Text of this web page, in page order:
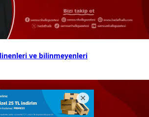
ve bilinmeyenleri